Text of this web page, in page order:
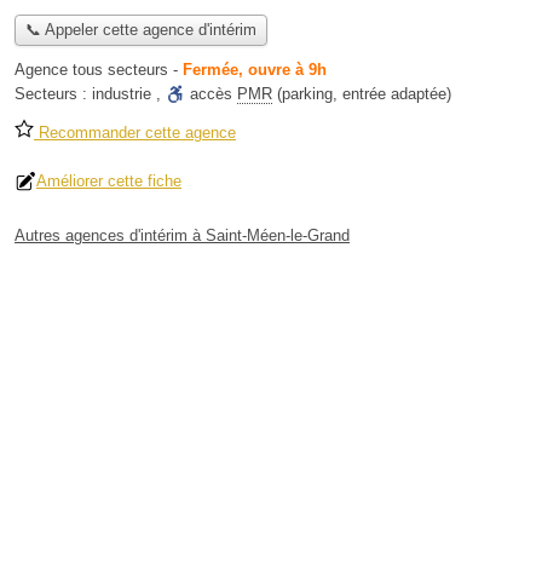
📞 Appeler cette agence d'intérim
Agence tous secteurs - Fermée, ouvre à 9h
Secteurs : industrie , accès PMR (parking, entrée adaptée)
Recommander cette agence
Améliorer cette fiche
Autres agences d'intérim à Saint-Méen-le-Grand